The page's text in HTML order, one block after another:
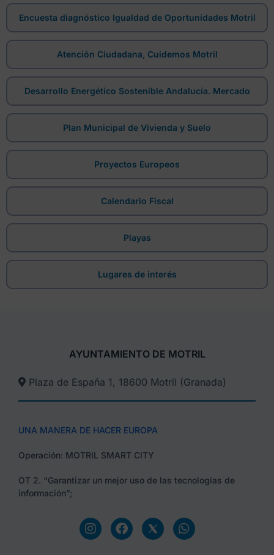
Encuesta diagnóstico Igualdad de Oportunidades Motril
Atención Ciudadana, Cuidemos Motril
Desarrollo Energético Sostenible Andalucía. Mercado
Plan Municipal de Vivienda y Suelo
Proyectos Europeos
Calendario Fiscal
Playas
Lugares de interés
AYUNTAMIENTO DE MOTRIL
Plaza de España 1, 18600 Motril (Granada)​
UNA MANERA DE HACER EUROPA
Operación: MOTRIL SMART CITY
OT 2. “Garantizar un mejor uso de las tecnologías de
información”;